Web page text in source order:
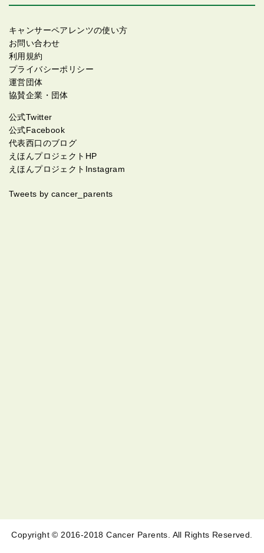
キャンサーペアレンツの使い方
お問い合わせ
利用規約
プライバシーポリシー
運営団体
協賛企業・団体
公式Twitter
公式Facebook
代表西口のブログ
えほんプロジェクトHP
えほんプロジェクトInstagram
Tweets by cancer_parents
Copyright © 2016-2018 Cancer Parents. All Rights Reserved.